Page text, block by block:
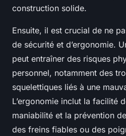
construction solide.
Ensuite, il est crucial de ne
de sécurité et d’ergonomie.
peut entraîner des risques
personnel, notamment des
squelettiques liés à une
L’ergonomie inclut la facilité
maniabilité et la prévention
des freins fiables ou des